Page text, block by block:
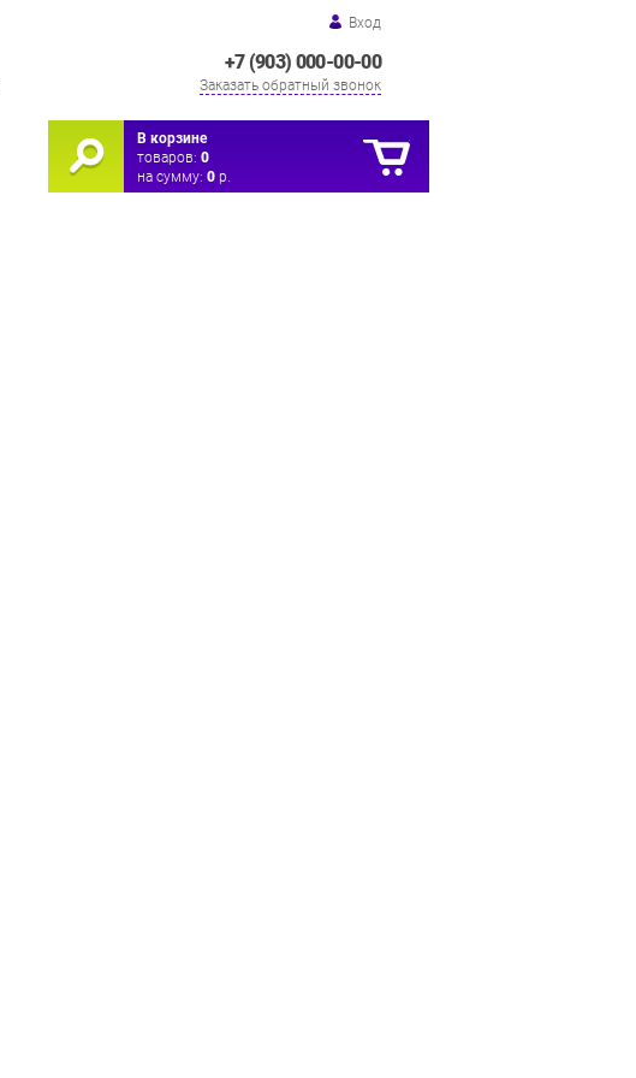
Вход
+7 (903) 000-00-00
Заказать обратный звонок
В корзине
товаров: 0
на сумму: 0 р.